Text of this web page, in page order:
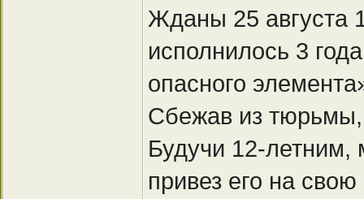
Жданы 25 августа
исполнилось 3
опасного
Сбежав из
Будучи 12-летним,
привез его на